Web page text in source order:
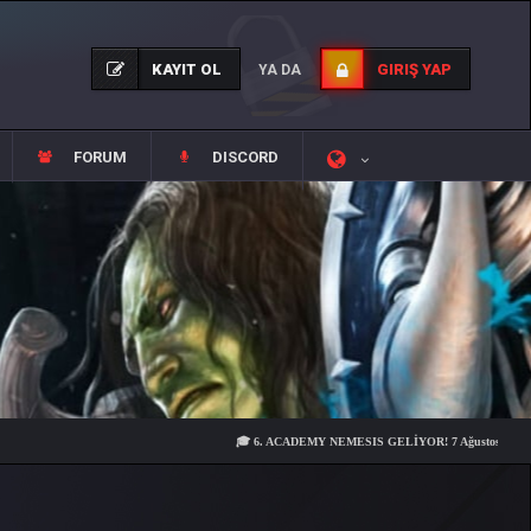
KAYIT OL YA DA GIRIŞ YAP
FORUM DISCORD
🎓 6. ACADEMY NEMESIS GELİYOR! 7 Ağustos Cuma